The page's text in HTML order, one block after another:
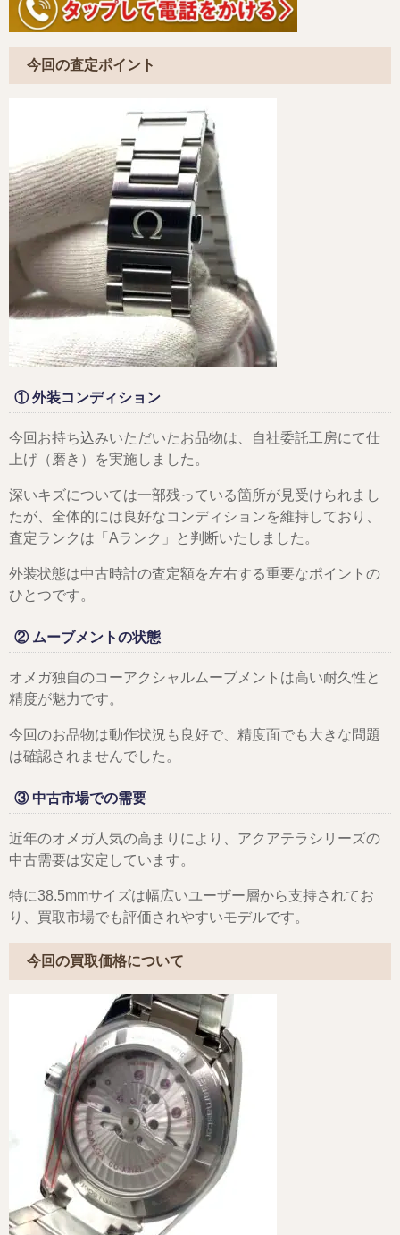
今回の査定ポイント
① 外装コンディション
今回お持ち込みいただいたお品物は、自社委託工房にて仕
上げ（磨き）を実施しました。
深いキズについては一部残っている箇所が見受けられまし
たが、全体的には良好なコンディションを維持しており、
査定ランクは「Aランク」と判断いたしました。
外装状態は中古時計の査定額を左右する重要なポイントの
ひとつです。
② ムーブメントの状態
オメガ独自のコーアクシャルムーブメントは高い耐久性と
精度が魅力です。
今回のお品物は動作状況も良好で、精度面でも大きな問題
は確認されませんでした。
③ 中古市場での需要
近年のオメガ人気の高まりにより、アクアテラシリーズの
中古需要は安定しています。
特に38.5mmサイズは幅広いユーザー層から支持されてお
り、買取市場でも評価されやすいモデルです。
今回の買取価格について